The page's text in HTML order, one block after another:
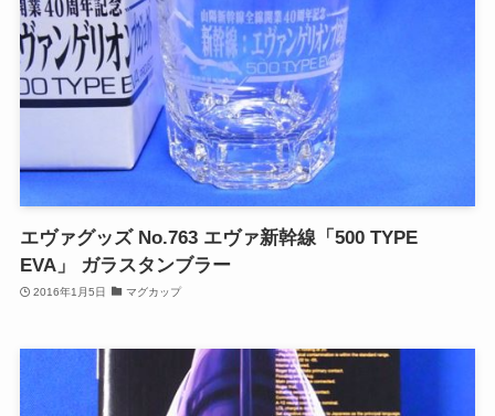
エヴァグッズ No.763 エヴァ新幹線「500 TYPE
EVA」 ガラスタンブラー
2016年1月5日 マグカップ